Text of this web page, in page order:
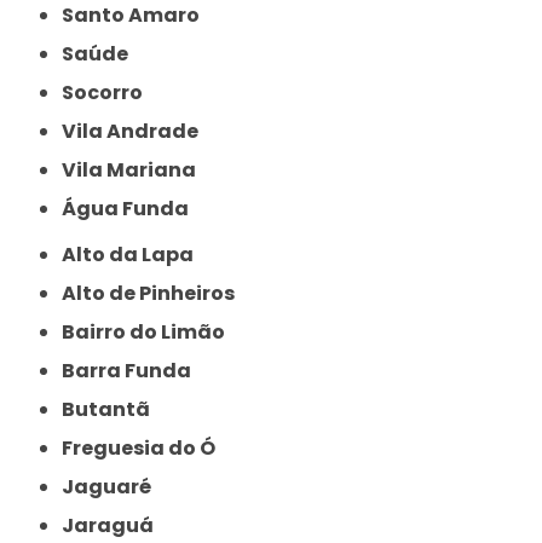
Santo Amaro
Saúde
Socorro
Vila Andrade
Vila Mariana
Água Funda
Alto da Lapa
Alto de Pinheiros
Bairro do Limão
Barra Funda
Butantã
Freguesia do Ó
Jaguaré
Jaraguá